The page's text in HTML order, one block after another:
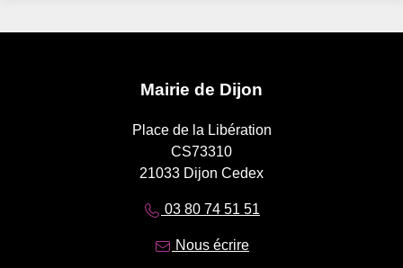
Mairie de Dijon
Place de la Libération
CS73310
21033 Dijon Cedex
03 80 74 51 51
Nous écrire